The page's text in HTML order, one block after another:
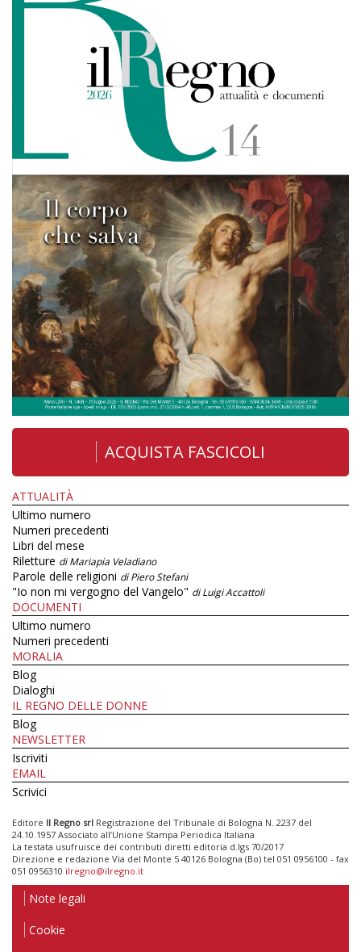
ACQUISTA FASCICOLI
ATTUALITÀ
Ultimo numero
Numeri precedenti
Libri del mese
Riletture di Mariapia Veladiano
Parole delle religioni di Piero Stefani
"Io non mi vergogno del Vangelo" di Luigi Accattoli
DOCUMENTI
Ultimo numero
Numeri precedenti
MORALIA
Blog
Dialoghi
IL REGNO DELLE DONNE
Blog
NEWSLETTER
Iscriviti
EMAIL
Scrivici
Editore Il Regno srl Registrazione del Tribunale di Bologna N. 2237 del
24.10.1957 Associato all’Unione Stampa Periodica Italiana
La testata usufruisce dei contributi diretti editoria d.lgs 70/2017
Direzione e redazione Via del Monte 5 40126 Bologna (Bo) tel 051 0956100 - fax
051 0956310 ilregno@ilregno.it
Note legali
Cookie